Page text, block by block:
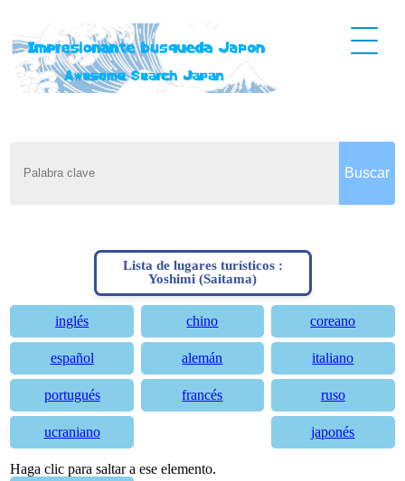
Lista de lugares turísticos :
Yoshimi (Saitama)
inglés chino coreano
español alemán italiano
portugués francés ruso
ucraniano japonés
Haga clic para saltar a ese elemento.